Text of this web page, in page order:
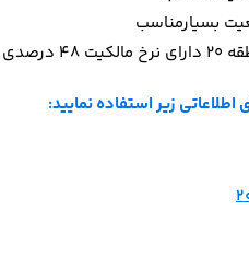
است.
زیر استفاده نمایید: